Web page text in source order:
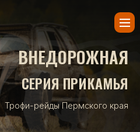
ВНЕДОРОЖНАЯ
СЕРИЯ ПРИКАМЬЯ
Трофи-рейды Пермского края